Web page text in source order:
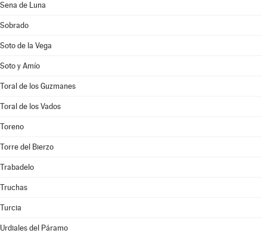
Sena de Luna
Sobrado
Soto de la Vega
Soto y Amío
Toral de los Guzmanes
Toral de los Vados
Toreno
Torre del Bierzo
Trabadelo
Truchas
Turcia
Urdiales del Páramo